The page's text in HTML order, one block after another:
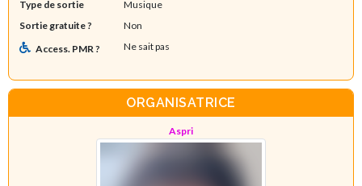
Type de sortie
Musique
Sortie gratuite ?
Non
Access. PMR ?
Ne sait pas
ORGANISATRICE
Aspri